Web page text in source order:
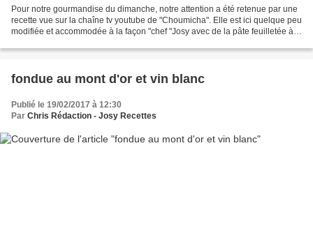
Pour notre gourmandise du dimanche, notre attention a été retenue par une
recette vue sur la chaîne tv youtube de "Choumicha". Elle est ici quelque peu
modifiée et accommodée à la façon "chef "Josy avec de la pâte feuilletée à
fondue au mont d'or et vin blanc
Publié le 19/02/2017 à 12:30
Par Chris Rédaction - Josy Recettes